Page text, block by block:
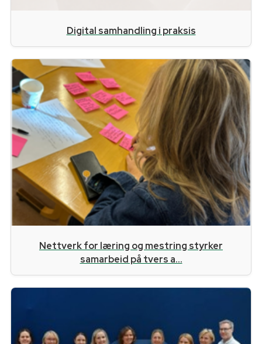
Digital samhandling i praksis
Nettverk for læring og mestring styrker
samarbeid på tvers a...